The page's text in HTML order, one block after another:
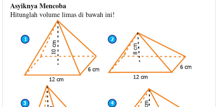
Asyiknya Mencoba
Hitunglah volume limas di bawah ini!